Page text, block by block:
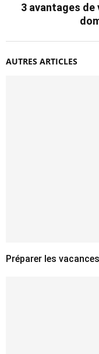
3 avantages
AUTRES ARTICLES
Préparer les